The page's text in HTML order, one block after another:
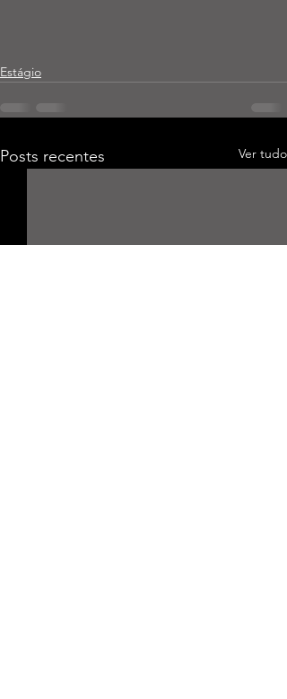
Estágio
Posts recentes Ver tudo